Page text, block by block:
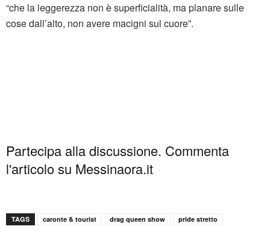
“che la leggerezza non è superficialità, ma planare sulle
cose dall’alto, non avere macigni sul cuore”.
Partecipa alla discussione. Commenta
l'articolo su Messinaora.it
TAGS caronte & tourist drag queen show pride stretto